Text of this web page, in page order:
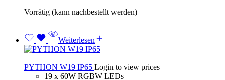
Vorrätig (kann nachbestellt werden)
Weiterlesen
PYTHON W19 IP65 Login to view prices
19 x 60W RGBW LEDs